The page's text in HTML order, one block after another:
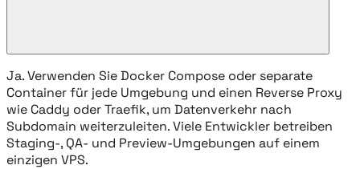
Ja. Verwenden Sie Docker Compose oder separate
Container für jede Umgebung und einen Reverse Proxy
wie Caddy oder Traefik, um Datenverkehr nach
Subdomain weiterzuleiten. Viele Entwickler betreiben
Staging-, QA- und Preview-Umgebungen auf einem
einzigen VPS.